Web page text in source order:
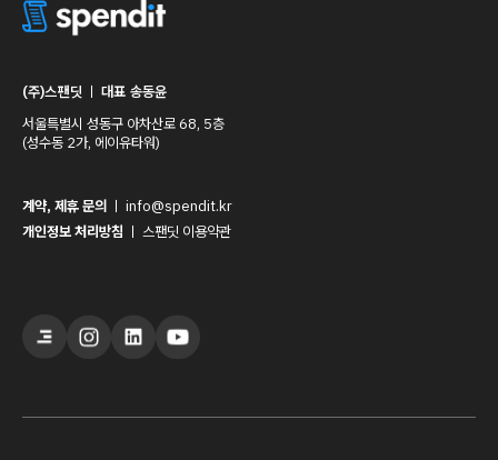
(주)스팬딧 ㅣ대표 송동윤
서울특별시 성동구 아차산로 68, 5층
(성수동 2가, 에이유타워)
계약, 제휴 문의 ㅣ info@spendit.kr
개인정보 처리방침 ㅣ 스팬딧 이용약관